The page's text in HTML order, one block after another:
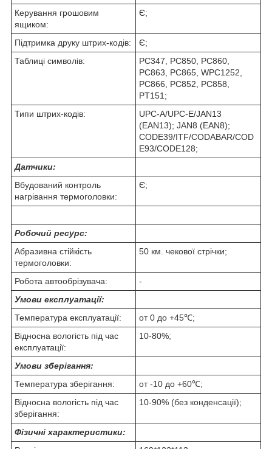
Керування грошовим
ящиком:
Є;
Підтримка друку штрих-кодів:
Є;
Таблиці символів:
PC347, PC850, PC860,
PC863, PC865, WPC1252,
PC866, PC852, PC858,
PT151;
Типи штрих-кодів:
UPC-A/UPC-E/JAN13
(EAN13); JAN8 (EAN8);
CODE39/ITF/CODABAR/COD
E93/CODE128;
Датчики:
Вбудований контроль
нагрівання термоголовки:
Є;
Робочий ресурс:
Абразивна стійкість
термоголовки:
50 км. чекової стрічки;
Робота автообрізувача:
-
Умови експлуатації:
Температура експлуатації:
от 0 до +45℃;
Відносна вологість під час
експлуатації:
10-80%;
Умови зберігання:
Температура зберігання:
от -10 до +60℃;
Відносна вологість під час
зберігання:
10-90% (без конденсації);
Фізичні характеристики: